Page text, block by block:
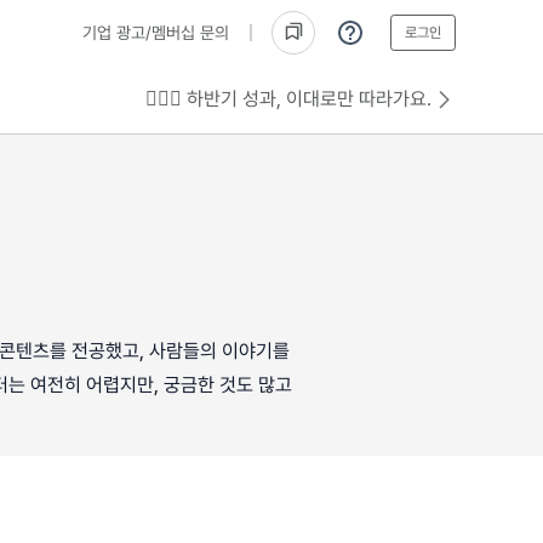
기업 광고/멤버십 문의 로그인
💁🏻‍♂️ 하반기 성과, 이대로만 따라가요.
텐츠를 전공했고, 사람들의 이야기를
여전히 어렵지만, 궁금한 것도 많고